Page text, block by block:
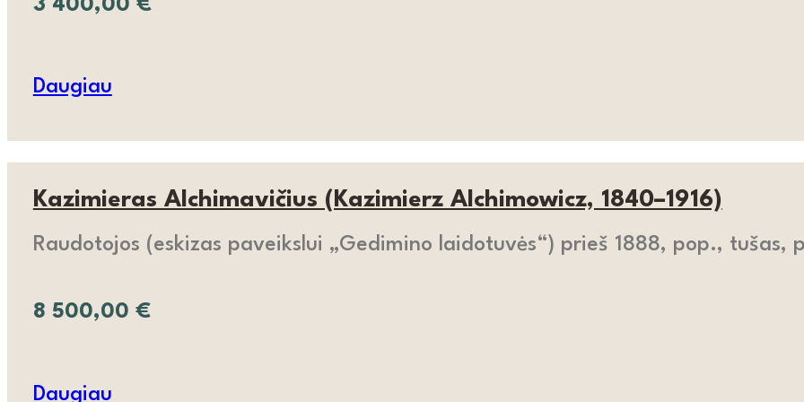
3 400,00 €
Daugiau
Kazimieras Alchimavičius (Kazimierz Alchimowicz, 1840–1916)
Raudotojos (eskizas paveikslui „Gedimino laidotuvės“) prieš 1888, pop., tušas,
8 500,00 €
Daugiau